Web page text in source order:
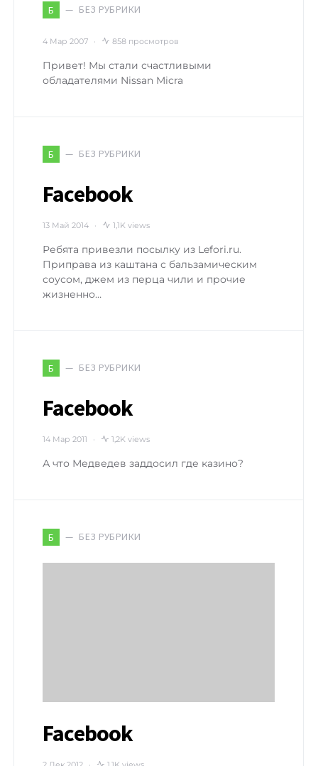
Б БЕЗ РУБРИКИ
4 Мар 2007 858 просмотров
Привет! Мы стали счастливыми
обладателями Nissan Micra
Б БЕЗ РУБРИКИ
Facebook
13 Май 2014 1,1K views
Ребята привезли посылку из Lefori.ru.
Приправа из каштана с бальзамическим
соусом, джем из перца чили и прочие
жизненно…
Б БЕЗ РУБРИКИ
Facebook
14 Мар 2011 1,2K views
А что Медведев заддосил где казино?
Б БЕЗ РУБРИКИ
Facebook